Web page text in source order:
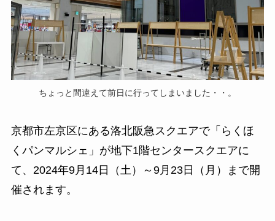
ちょっと間違えて前日に行ってしまいました・・。
京都市左京区にある洛北阪急スクエアで「らくほ
くパンマルシェ」が地下1階センタースクエアに
て、2024年9月14日（土）～9月23日（月）まで開
催されます。